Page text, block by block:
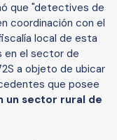
que "detectives de
coordinación con el
local de esta
en el sector de
a objeto de ubicar
que posee
un sector rural de